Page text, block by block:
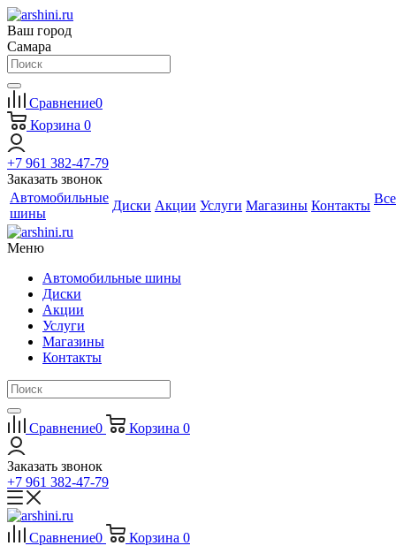
Ваш город
Самара
Сравнение0
Корзина 0
+7 961 382-47-79
Заказать звонок
Автомобильные
шины
Диски Акции Услуги Магазины Контакты Все
Меню
Автомобильные шины
Диски
Акции
Услуги
Магазины
Контакты
Сравнение0 Корзина 0
Заказать звонок
+7 961 382-47-79
Сравнение0 Корзина 0